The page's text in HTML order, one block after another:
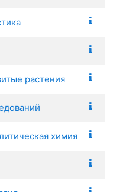
растения
химия